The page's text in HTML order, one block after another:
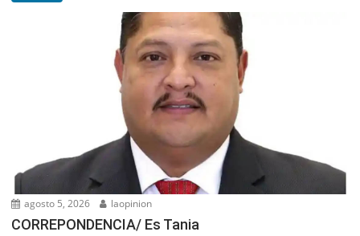
agosto 5, 2026 laopinion
CORREPONDENCIA/ Es Tania